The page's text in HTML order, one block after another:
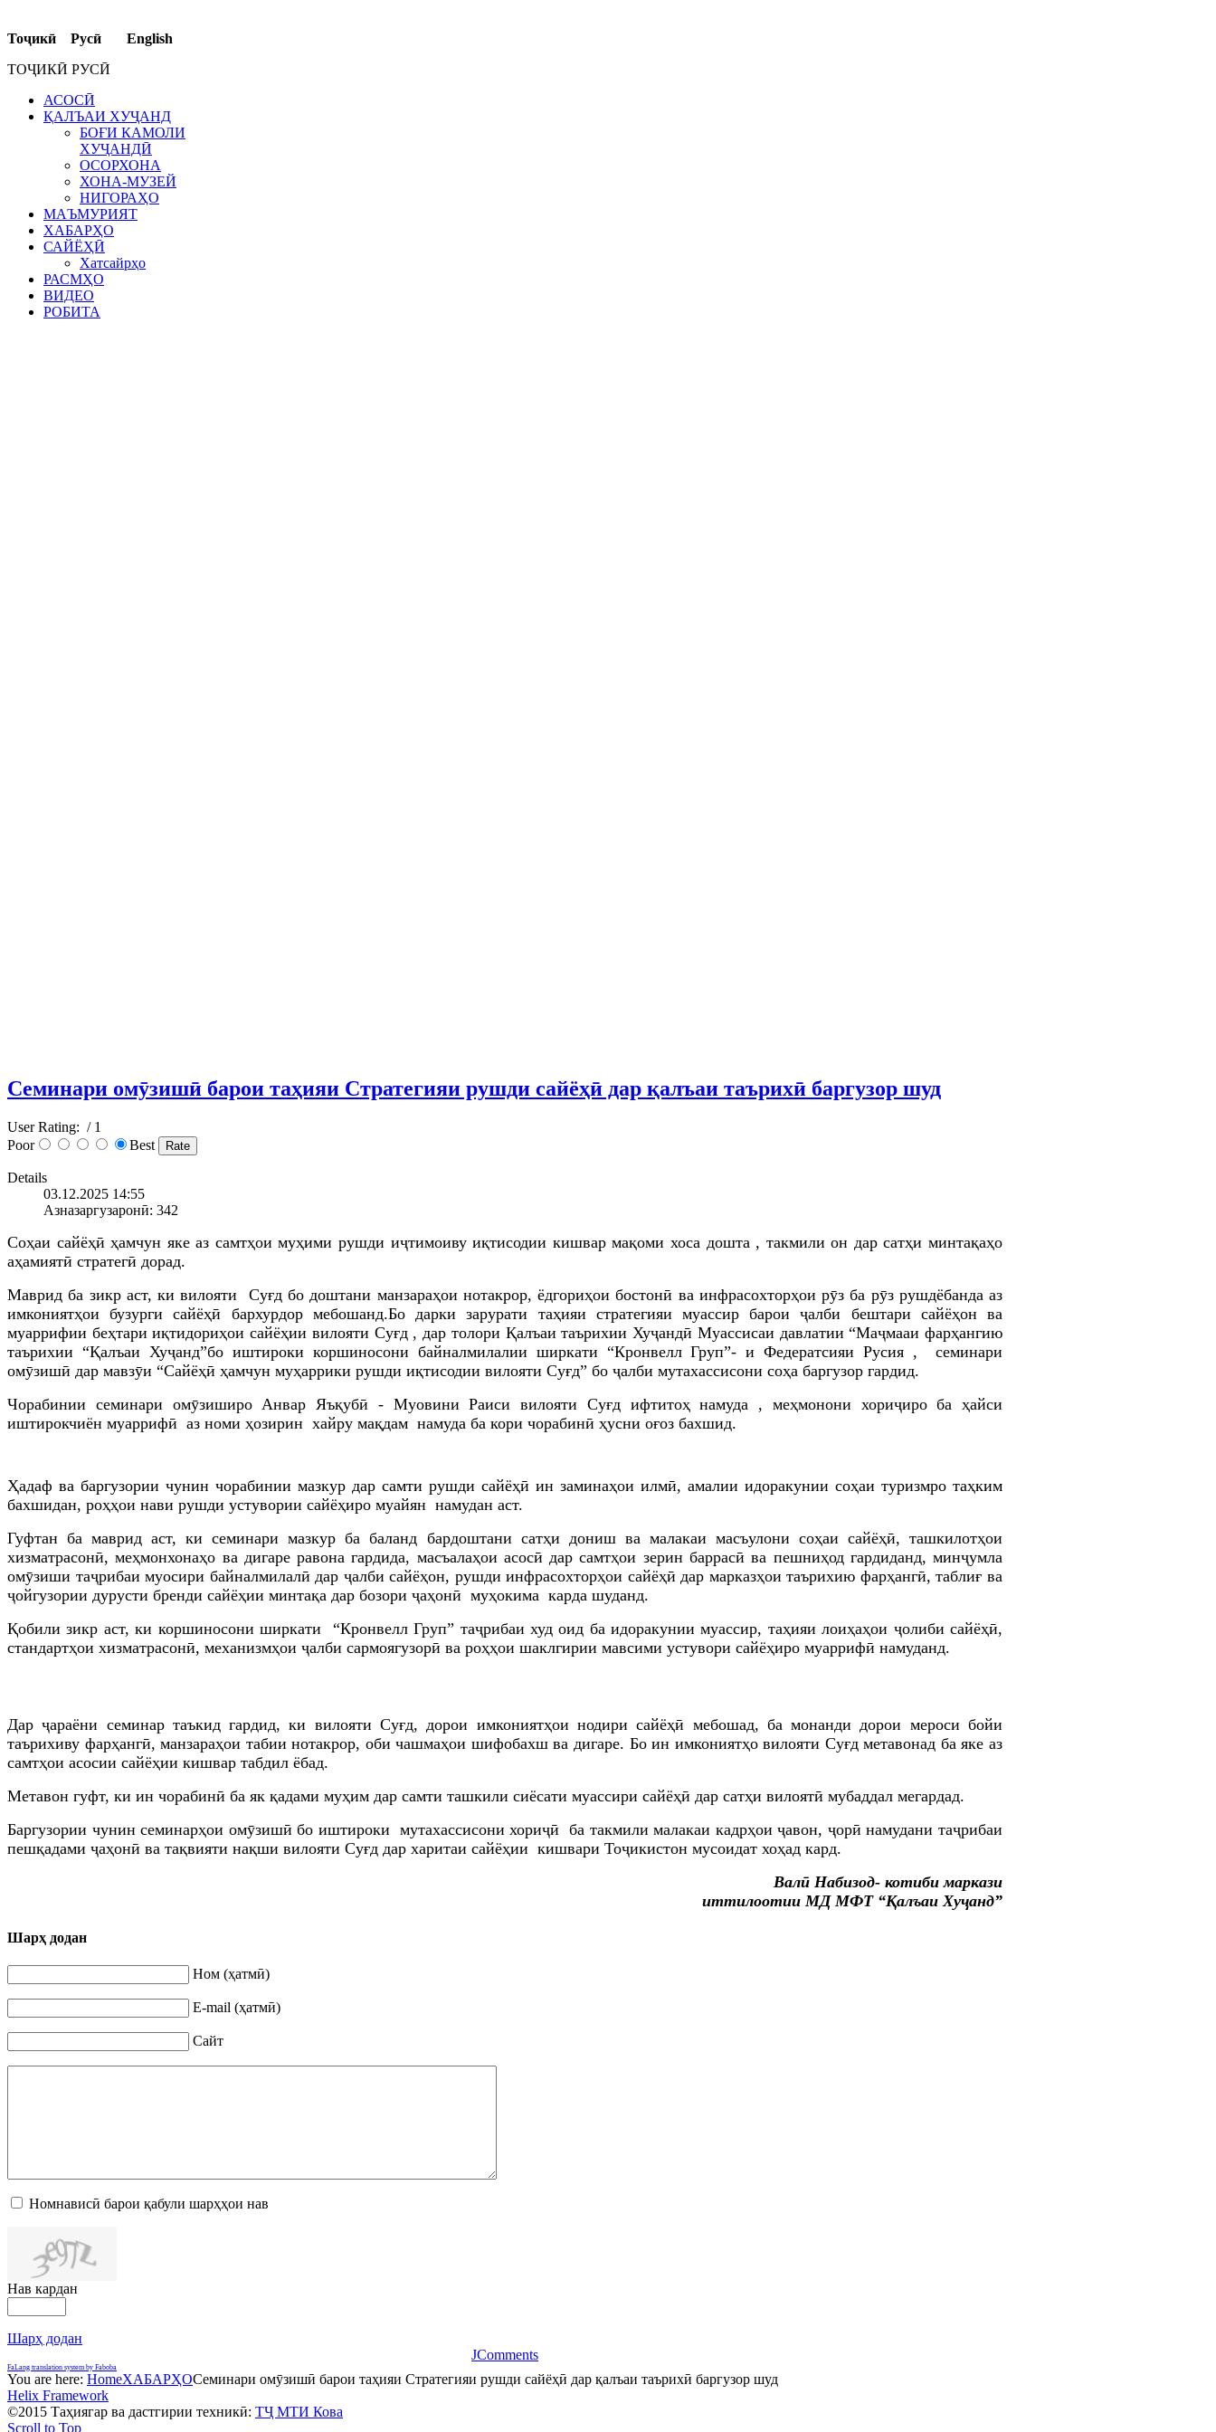
Тоҷикӣ Русӣ English
ТОҶИКӢ РУСӢ
АСОСӢ
ҚАЛЪАИ ХУҶАНД
БОҒИ КАМОЛИ
ХУҶАНДӢ
ОСОРХОНА
ХОНА-МУЗЕЙ
НИГОРАҲО
МАЪМУРИЯТ
ХАБАРҲО
САЙЁҲӢ
Хатсайрҳо
РАСМҲО
ВИДЕО
РОБИТА
Семинари омӯзишӣ барои таҳияи Стратегияи рушди сайёҳӣ дар қалъаи таърихӣ баргузор шуд
User Rating: / 1
Poor
Best
Details
03.12.2025 14:55
Азназаргузаронӣ: 342
Соҳаи сайёҳӣ ҳамчун яке аз самтҳои муҳими рушди иҷтимоиву иқтисодии кишвар мақоми хоса дошта , такмили он дар сатҳи минтақаҳо
аҳамиятӣ стратегӣ дорад.
Маврид ба зикр аст, ки вилояти Суғд бо доштани манзараҳои нотакрор, ёдгориҳои бостонӣ ва инфрасохторҳои рӯз ба рӯз рушдёбанда аз
имкониятҳои бузурги сайёҳӣ бархурдор мебошанд.Бо дарки зарурати таҳияи стратегияи муассир барои ҷалби бештари сайёҳон ва
муаррифии беҳтари иқтидориҳои сайёҳии вилояти Суғд , дар толори Қалъаи таърихии Хуҷандӣ Муассисаи давлатии “Маҷмааи фарҳангию
таърихии “Қалъаи Хуҷанд”бо иштироки коршиносони байналмилалии ширкати “Кронвелл Груп”- и Федератсияи Русия , семинари
омӯзишӣ дар мавзӯи “Сайёҳӣ ҳамчун муҳаррики рушди иқтисодии вилояти Суғд” бо ҷалби мутахассисони соҳа баргузор гардид.
Чорабинии семинари омӯзиширо Анвар Яъқубӣ - Муовини Раиси вилояти Суғд ифтитоҳ намуда , меҳмонони хориҷиро ба ҳайси
иштирокчиён муаррифӣ аз номи ҳозирин хайру мақдам намуда ба кори чорабинӣ ҳусни оғоз бахшид.
Ҳадаф ва баргузории чунин чорабинии мазкур дар самти рушди сайёҳӣ ин заминаҳои илмӣ, амалии идоракунии соҳаи туризмро таҳким
бахшидан, роҳҳои нави рушди устувории сайёҳиро муайян намудан аст.
Гуфтан ба маврид аст, ки семинари мазкур ба баланд бардоштани сатҳи дониш ва малакаи масъулони соҳаи сайёҳӣ, ташкилотҳои
хизматрасонӣ, меҳмонхонаҳо ва дигаре равона гардида, масъалаҳои асосӣ дар самтҳои зерин баррасӣ ва пешниҳод гардиданд, минҷумла
омӯзиши таҷрибаи муосири байналмилалӣ дар ҷалби сайёҳон, рушди инфрасохторҳои сайёҳӣ дар марказҳои таърихию фарҳангӣ, таблиғ ва
ҷойгузории дурусти бренди сайёҳии минтақа дар бозори ҷаҳонӣ муҳокима карда шуданд.
Қобили зикр аст, ки коршиносони ширкати “Кронвелл Груп” таҷрибаи худ оид ба идоракунии муассир, таҳияи лоиҳаҳои ҷолиби сайёҳӣ,
стандартҳои хизматрасонӣ, механизмҳои ҷалби сармоягузорӣ ва роҳҳои шаклгирии мавсими устувори сайёҳиро муаррифӣ намуданд.
Дар ҷараёни семинар таъкид гардид, ки вилояти Суғд, дорои имкониятҳои нодири сайёҳӣ мебошад, ба монанди дорои мероси бойи
таърихиву фарҳангӣ, манзараҳои табии нотакрор, оби чашмаҳои шифобахш ва дигаре. Бо ин имкониятҳо вилояти Суғд метавонад ба яке аз
самтҳои асосии сайёҳии кишвар табдил ёбад.
Метавон гуфт, ки ин чорабинӣ ба як қадами муҳим дар самти ташкили сиёсати муассири сайёҳӣ дар сатҳи вилоятӣ мубаддал мегардад.
Баргузории чунин семинарҳои омӯзишӣ бо иштироки мутахассисони хориҷӣ ба такмили малакаи кадрҳои ҷавон, ҷорӣ намудани таҷрибаи
пешқадами ҷаҳонӣ ва тақвияти нақши вилояти Суғд дар харитаи сайёҳии кишвари Тоҷикистон мусоидат хоҳад кард.
Валӣ Набизод- котиби маркази
иттилоотии МД МФТ “Қалъаи Хуҷанд”
Шарҳ додан
Ном (ҳатмӣ)
E-mail (ҳатмӣ)
Сайт
Номнависӣ барои қабули шарҳҳои нав
Нав кардан
Шарҳ додан
JComments
FaLang translation system by Faboba
You are here: HomeХАБАРҲОСеминари омӯзишӣ барои таҳияи Стратегияи рушди сайёҳӣ дар қалъаи таърихӣ баргузор шуд
Helix Framework
©2015 Таҳиягар ва дастгирии техникӣ: ТҶ МТИ Кова
Scroll to Top